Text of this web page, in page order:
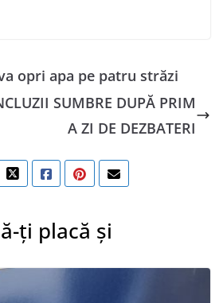
opri apa pe patru străzi
SUMBRE DUPĂ PRIM
A ZI DE DEZBATERI
ți placă și